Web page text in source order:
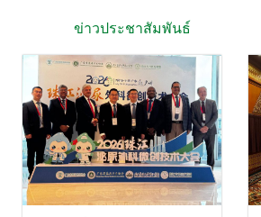
ข่าวประชาสัมพันธ์